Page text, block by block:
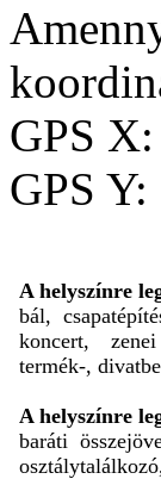
GPS X:
GPS Y:
A helyszínre
bál,
koncert,
termék-,
A helyszínre
baráti